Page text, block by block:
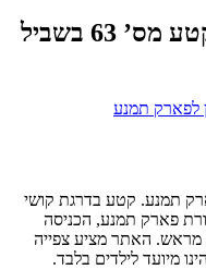
מבאר מילחן לפארק תמנע קטע מס’ 63 בשביל
מילחן לפארק תמנע. קטע בדרגת קושי
פארק תמנע, הכניסה
מראש. האתר מציע צפייה
מיועד לילדים בלבד.